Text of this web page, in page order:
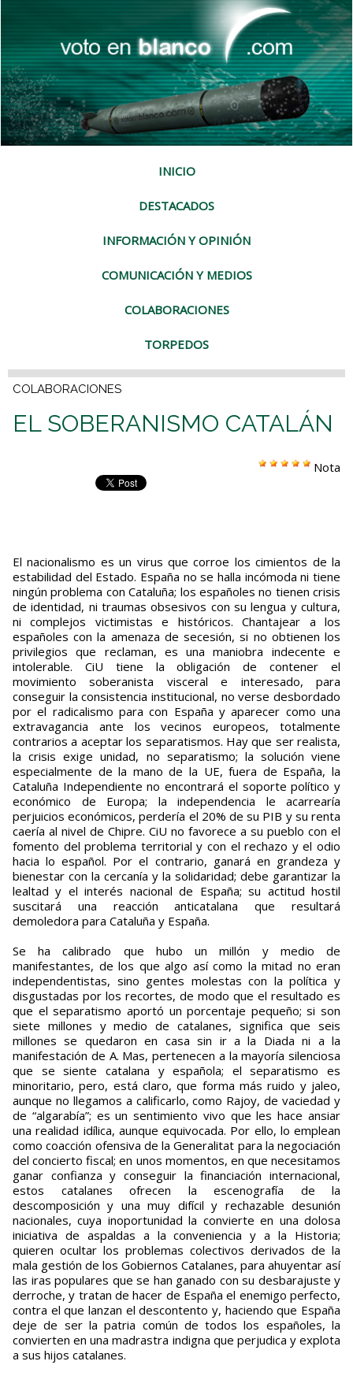
INICIO
DESTACADOS
INFORMACIÓN Y OPINIÓN
COMUNICACIÓN Y MEDIOS
COLABORACIONES
TORPEDOS
COLABORACIONES
EL SOBERANISMO CATALÁN
Nota
El nacionalismo es un virus que corroe los cimientos de la
estabilidad del Estado. España no se halla incómoda ni tiene
ningún problema con Cataluña; los españoles no tienen crisis
de identidad, ni traumas obsesivos con su lengua y cultura,
ni complejos victimistas e históricos. Chantajear a los
españoles con la amenaza de secesión, si no obtienen los
privilegios que reclaman, es una maniobra indecente e
intolerable. CiU tiene la obligación de contener el
movimiento soberanista visceral e interesado, para
conseguir la consistencia institucional, no verse desbordado
por el radicalismo para con España y aparecer como una
extravagancia ante los vecinos europeos, totalmente
contrarios a aceptar los separatismos. Hay que ser realista,
la crisis exige unidad, no separatismo; la solución viene
especialmente de la mano de la UE, fuera de España, la
Cataluña Independiente no encontrará el soporte político y
económico de Europa; la independencia le acarrearía
perjuicios económicos, perdería el 20% de su PIB y su renta
caería al nivel de Chipre. CiU no favorece a su pueblo con el
fomento del problema territorial y con el rechazo y el odio
hacia lo español. Por el contrario, ganará en grandeza y
bienestar con la cercanía y la solidaridad; debe garantizar la
lealtad y el interés nacional de España; su actitud hostil
suscitará una reacción anticatalana que resultará
demoledora para Cataluña y España.
Se ha calibrado que hubo un millón y medio de
manifestantes, de los que algo así como la mitad no eran
independentistas, sino gentes molestas con la política y
disgustadas por los recortes, de modo que el resultado es
que el separatismo aportó un porcentaje pequeño; si son
siete millones y medio de catalanes, significa que seis
millones se quedaron en casa sin ir a la Diada ni a la
manifestación de A. Mas, pertenecen a la mayoría silenciosa
que se siente catalana y española; el separatismo es
minoritario, pero, está claro, que forma más ruido y jaleo,
aunque no llegamos a calificarlo, como Rajoy, de vaciedad y
de “algarabía”; es un sentimiento vivo que les hace ansiar
una realidad idílica, aunque equivocada. Por ello, lo emplean
como coacción ofensiva de la Generalitat para la negociación
del concierto fiscal; en unos momentos, en que necesitamos
ganar confianza y conseguir la financiación internacional,
estos catalanes ofrecen la escenografía de la
descomposición y una muy difícil y rechazable desunión
nacionales, cuya inoportunidad la convierte en una dolosa
iniciativa de aspaldas a la conveniencia y a la Historia;
quieren ocultar los problemas colectivos derivados de la
mala gestión de los Gobiernos Catalanes, para ahuyentar así
las iras populares que se han ganado con su desbarajuste y
derroche, y tratan de hacer de España el enemigo perfecto,
contra el que lanzan el descontento y, haciendo que España
deje de ser la patria común de todos los españoles, la
convierten en una madrastra indigna que perjudica y explota
a sus hijos catalanes.